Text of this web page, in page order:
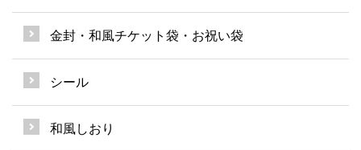
金封・和風チケット袋・お祝い袋
シール
和風しおり